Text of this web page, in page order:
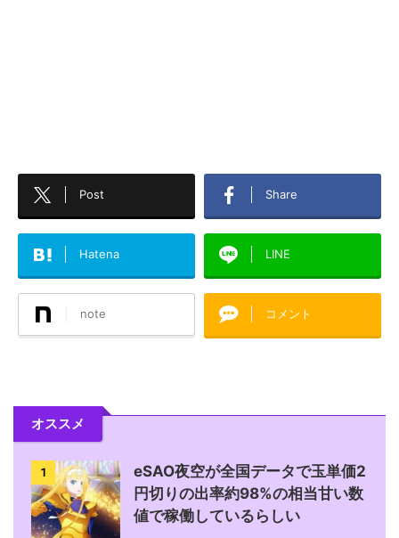
Post Share
Hatena LINE
note コメント
オススメ
1
eSAO夜空が全国データで玉単価2
円切りの出率約98%の相当甘い数
値で稼働しているらしい